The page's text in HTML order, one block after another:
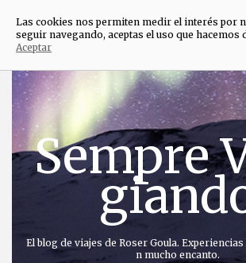
contenido
Sempre
El blog de viajes de Roser Goula.
n mucho encanto.
Las cookies nos permiten medir el interés por
seguir navegando, aceptas el uso que hacemos
Aceptar